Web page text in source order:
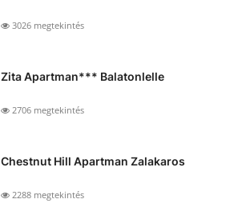
3026 megtekintés
Zita Apartman*** Balatonlelle
2706 megtekintés
Chestnut Hill Apartman Zalakaros
2288 megtekintés